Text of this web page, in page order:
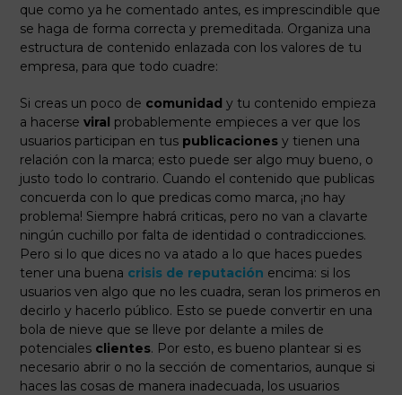
que como ya he comentado antes, es imprescindible que
se haga de forma correcta y premeditada. Organiza una
estructura de contenido enlazada con los valores de tu
empresa, para que todo cuadre:
Si creas un poco de comunidad y tu contenido empieza
a hacerseviral probablemente empieces a ver que los
usuarios participan en tus publicaciones y tienen una
relación con la marca; esto puede ser algo muy bueno, o
justo todo lo contrario. Cuando el contenido que publicas
concuerda con lo que predicas como marca, ¡no hay
problema! Siempre habrá criticas, pero no van a clavarte
ningún cuchillo por falta de identidad o contradicciones.
Pero si lo que dices no va atado a lo que haces puedes
tener una buena crisis de reputación encima: si los
usuarios ven algo que no les cuadra, seran los primeros en
decirlo y hacerlo público. Esto se puede convertir en una
bola de nieve que se lleve por delante a miles de
potenciales clientes. Por esto, es bueno plantear si es
necesario abrir o no la sección de comentarios, aunque si
haces las cosas de manera inadecuada, los usuarios